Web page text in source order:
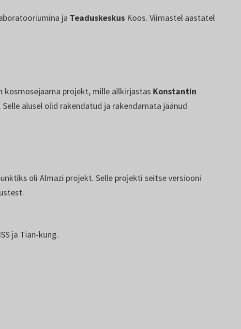
ja Teaduskeskus Koos. Viimastel aastatel
kosmosejaama projekt, mille allkirjastas Konstantin
alusel olid rakendatud ja rakendamata jäänud
oli Almazi projekt. Selle projekti seitse versiooni
ja Tian-kung.